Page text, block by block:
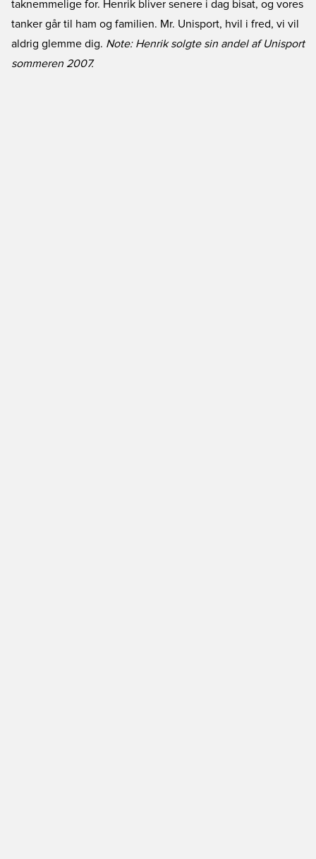
taknemmelige for. Henrik bliver senere i dag bisat, og vores
tanker går til ham og familien. Mr. Unisport, hvil i fred, vi vil
aldrig glemme dig. Note: Henrik solgte sin andel af Unisport
sommeren 2007.